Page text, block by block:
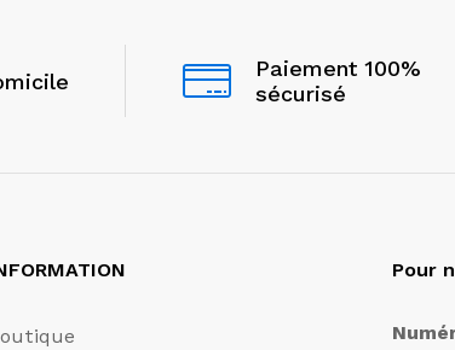
Paiement 100%
sécurisé
Pour